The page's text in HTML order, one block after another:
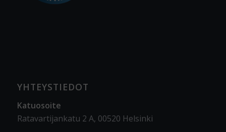
YHTEYSTIEDOT
Katuosoite
Ratavartijankatu 2 A, 00520 Helsinki